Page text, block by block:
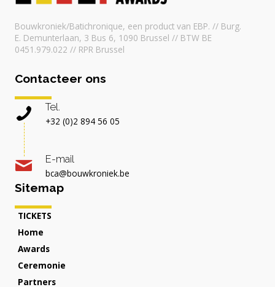
Bouwkroniek/Batichronique, een product van EBP. // Burg.
E. Demunterlaan, 3 Bus 6, 1090 Brussel // BTW BE
0451.979.022 // RPR Brussel
Contacteer ons
Tel.
+32 (0)2 894 56 05
E-mail
bca@bouwkroniek.be
Sitemap
TICKETS
Home
Awards
Ceremonie
Partners